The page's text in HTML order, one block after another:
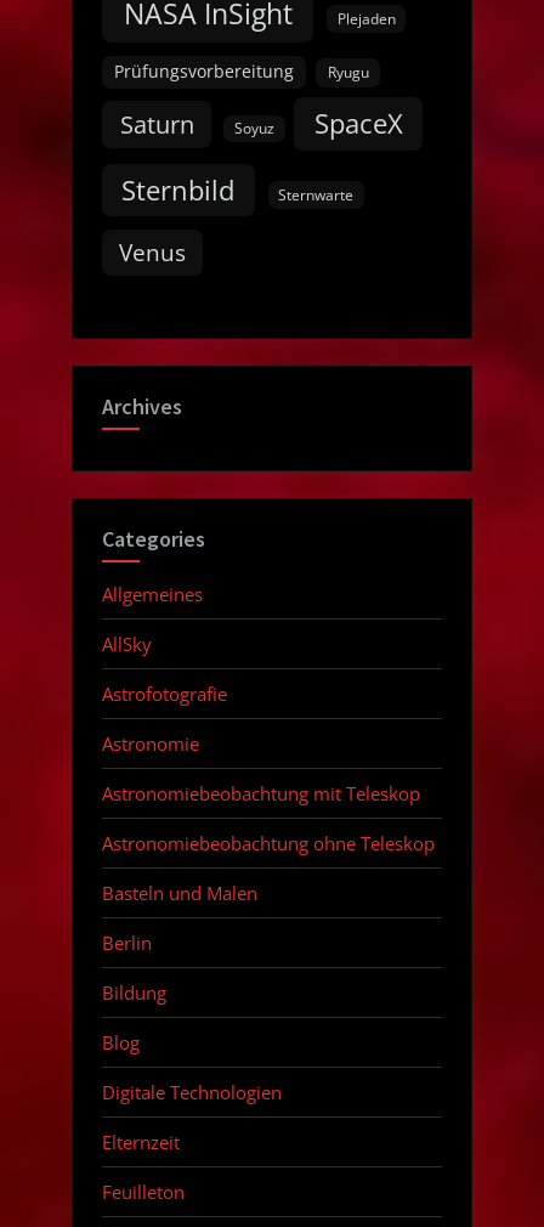
NASA InSight Plejaden
Prüfungsvorbereitung Ryugu
Saturn Soyuz
SpaceX
Sternbild
Sternwarte
Venus
Archives
Categories
Allgemeines
AllSky
Astrofotografie
Astronomie
Astronomiebeobachtung mit Teleskop
Astronomiebeobachtung ohne Teleskop
Basteln und Malen
Berlin
Bildung
Blog
Digitale Technologien
Elternzeit
Feuilleton